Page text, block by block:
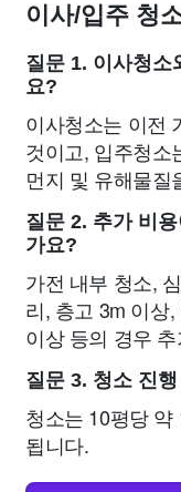
이사/입주 청
질문 1. 이사청소
요?
이사청소는 이전
것이고, 입주청소
먼지 및 유해물질
질문 2. 추가 비
가요?
가전 내부 청소,
리, 층고 3m 이상
이상 등의 경우
질문 3. 청소 진
청소는 10평당
됩니다.